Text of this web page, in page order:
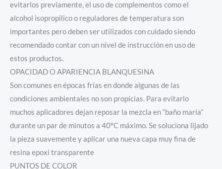
evitarlos previamente, el uso de complementos como el
alcohol isopropilico o reguladores de temperatura son
importantes pero deben ser utilizados con cuidado siendo
recomendado contar con un nivel de instrucción en uso de
estos productos.
OPACIDAD O APARIENCIA BLANQUESINA
Son comunes en épocas frías en donde algunas de las
condiciones ambientales no son propicias. Para evitarlo
muchos aplicadores dejan reposar la mezcla en “baño maría”
durante un par de minutos a 40ºC máximo. Se soluciona lijado
la pieza suavemente y aplicar una nueva capa muy fina de
resina epoxi transparente
PUNTOS DE COLOR